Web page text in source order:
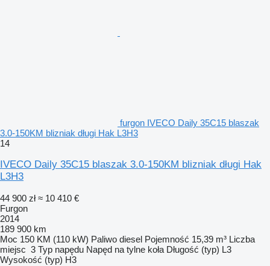
furgon IVECO Daily 35C15 blaszak
3.0-150KM blizniak długi Hak L3H3
14
IVECO Daily 35C15 blaszak 3.0-150KM blizniak długi Hak
L3H3
44 900 zł ≈ 10 410 €
Furgon
2014
189 900 km
Moc 150 KM (110 kW) Paliwo diesel Pojemność 15,39 m³ Liczba
miejsc 3 Typ napędu Napęd na tylne koła Długość (typ) L3
Wysokość (typ) H3